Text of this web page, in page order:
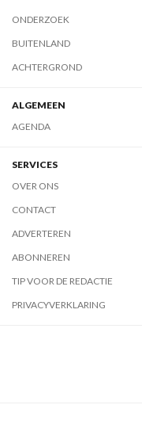
ONDERZOEK
BUITENLAND
ACHTERGROND
ALGEMEEN
AGENDA
SERVICES
OVER ONS
CONTACT
ADVERTEREN
ABONNEREN
TIP VOOR DE REDACTIE
PRIVACYVERKLARING